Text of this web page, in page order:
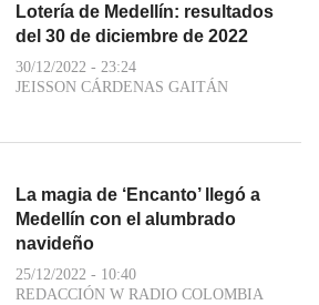
Lotería de Medellín: resultados
del 30 de diciembre de 2022
30/12/2022 - 23:24
JEISSON CÁRDENAS GAITÁN
La magia de ‘Encanto’ llegó a
Medellín con el alumbrado
navideño
25/12/2022 - 10:40
REDACCIÓN W RADIO COLOMBIA